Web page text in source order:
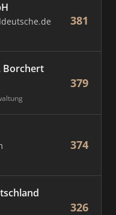
381
Borchert
379
374
326